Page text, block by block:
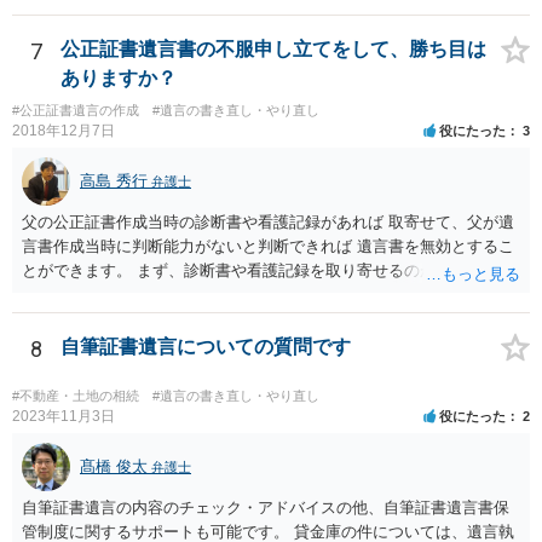
成立となります。その場合、成立させたい相続人が、家庭裁判所に遺
産分割調停を申し立てなければなりません。 なお、弁護士の送付状
は、通常、相続人全員分の（本件であれば４通の）「遺産分割協議
書」を作成するところ、１通だけの作成にとどめる理由が書かれてい
るものです。
7
公正証書遺言書の不服申し立てをして、勝ち目は
ありますか？
#公正証書遺言の作成 #遺言の書き直し・やり直し
2018年12月7日 役にたった 3
高島 秀行 弁護士
父の公正証書作成当時の診断書や看護記録があれば 取寄せて、父が遺
言書作成当時に判断能力がないと判断できれば 遺言書を無効とするこ
とができます。 まず、診断書や看護記録を取り寄せるのが重要となり
いと思います。
8 自筆証書遺言についての質問です
#不動産・土地の相続 #遺言の書き直し・やり直し
2023年11月3日 役にたった 2
髙橋 俊太 弁護士
自筆証書遺言の内容のチェック・アドバイスの他、自筆証書遺言書保
管制度に関するサポートも可能です。 貸金庫の件については、遺言執